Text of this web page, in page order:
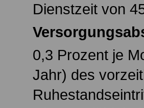
Dienstzeit von
0,3 Prozent je
Jahr) des